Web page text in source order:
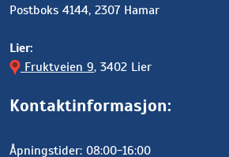
Postboks 4144, 2307 Hamar
Lier:
Fruktveien 9, 3402 Lier
Kontaktinformasjon:
Åpningstider: 08:00-16:00